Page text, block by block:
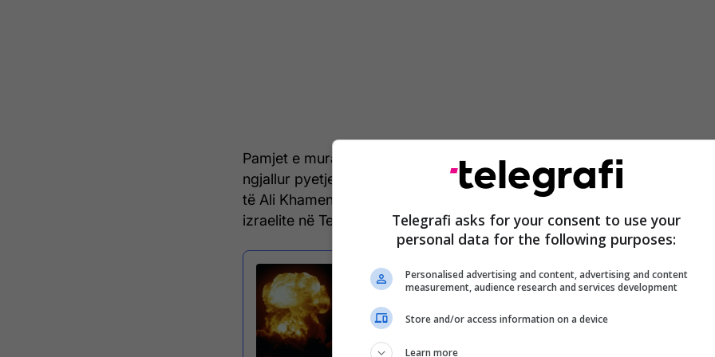
Pamjet e muralit u përhapën me shpejtësi në rrjete sociale, duke
ngjallur pyetje në lidhje me fatin e udhëheqësit të ri suprem dhe djalit
të Ali Khameneit të ndjerë, i cili u vra në sulmet e para amerikane-
izraelite në Teheran më 28 shkurt.
Trump: Irani e di kushtin, s'ka negociata
pa hequr dorë nga armët bërthamore
Telegrafi asks for your consent to use your
personal data for the following purposes:
Personalised advertising and content, advertising and content
measurement, audience research and services development
Store and/or access information on a device
Learn more